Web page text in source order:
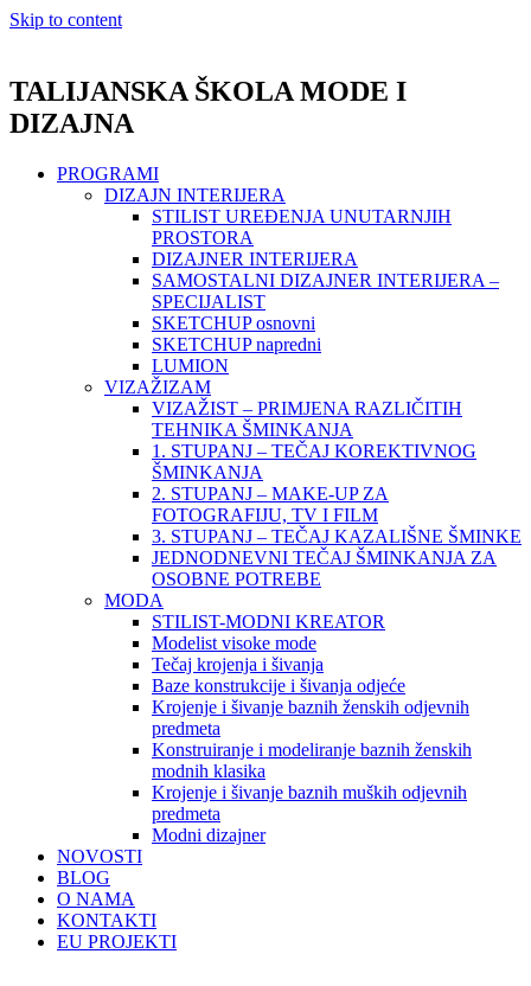
Skip to content
TALIJANSKA ŠKOLA MODE I
DIZAJNA
PROGRAMI
DIZAJN INTERIJERA
STILIST UREĐENJA UNUTARNJIH
PROSTORA
DIZAJNER INTERIJERA
SAMOSTALNI DIZAJNER INTERIJERA –
SPECIJALIST
SKETCHUP osnovni
SKETCHUP napredni
LUMION
VIZAŽIZAM
VIZAŽIST – PRIMJENA RAZLIČITIH
TEHNIKA ŠMINKANJA
1. STUPANJ – TEČAJ KOREKTIVNOG
ŠMINKANJA
2. STUPANJ – MAKE-UP ZA
FOTOGRAFIJU, TV I FILM
3. STUPANJ – TEČAJ KAZALIŠNE ŠMINKE
JEDNODNEVNI TEČAJ ŠMINKANJA ZA
OSOBNE POTREBE
MODA
STILIST-MODNI KREATOR
Modelist visoke mode
Tečaj krojenja i šivanja
Baze konstrukcije i šivanja odjeće
Krojenje i šivanje baznih ženskih odjevnih
predmeta
Konstruiranje i modeliranje baznih ženskih
modnih klasika
Krojenje i šivanje baznih muških odjevnih
predmeta
Modni dizajner
NOVOSTI
BLOG
O NAMA
KONTAKTI
EU PROJEKTI